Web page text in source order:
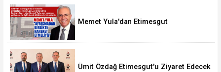
Memet Yula'dan Etimesgut
Ümit Özdağ Etimesgut'u Ziyaret Edecek